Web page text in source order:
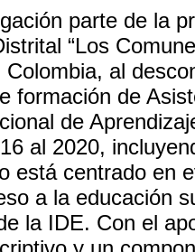
parte de la
“Los
Colombia, al
formación de
de
al 2020,
está centrado en
a la educación
la IDE. Con el